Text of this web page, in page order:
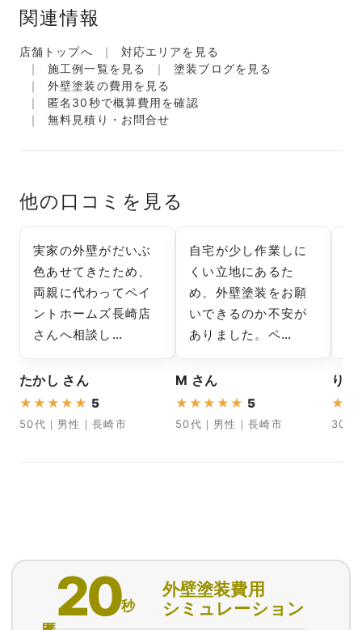
関連情報
店舗トップへ
対応エリアを見る
施工例一覧を見る
塗装ブログを見る
外壁塗装の費用を見る
匿名30秒で概算費用を確認
無料見積り・お問合せ
他の口コミを見る
実家の外壁がだいぶ
色あせてきたため、
両親に代わってペイ
ントホームズ長崎店
さんへ相談し…
たかし さん
★ ★ ★ ★ ★ 5
50代｜男性｜長崎市
自宅が少し作業しに
くい立地にあるた
め、外壁塗装をお願
いできるのか不安が
ありました。ペ…
M さん
★ ★ ★ ★ ★ 5
50代｜男性｜長崎市
りく
★
30代
20秒
外壁塗装費用
シミュレーション